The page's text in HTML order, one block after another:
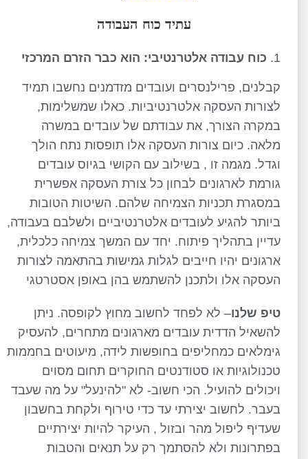
עתיד כוח העבודה
כוח עבודה אלטרנטיבי: הוא כבר הזרם המרכזי
קבלנים, פרילנסרים ועובדים מזדמנים נחשבו תמיד
לצורות העסקה אלטרנטיביות. כאלו שמשלימות,
במקרה הצורך, את עבודתם של עובדים במשרה
מלאה. כיום צורות העסקה אלו תופסות נתח הולך
וגדל. מגמה זו , בשילוב עם הקושי בגיוס עובדים
גורמת לארגונים לבחון כל צורת העסקה אפשרית
במסגרת תכניות הצמיחה שלהם. השיטות הטובות
ביותר להגיע לעובדים אלטרנטיביים ולשלבם בעבודה,
עדיין בתהליך פיתוח. יחד עם המשך צמיחה כלכלית,
ארגונים יהיו חייבים לגלות גמישות בהתאמה לצורות
העסקה אלו ולתכנן להשתמש בהן באופן אסטרטגי
טיפ שלנו– לא לפחד לחשוב מחוץ לקופסה. ניתן
להשאיל הדדית עובדים מארגונים מתחרים, להעסיק
גימלאים כמחליפים בחופשות לידה, מיעוטים בחממות
טכנולוגיות או סטודנטים החוקרים תחום מסוים
ויכולים להועיל. הכי חשוב- לא "להינעל" על מה שעבד
בעבר. לחשוב יצירתי עד כדי טירוף ולקחת בחשבון
שעדיף ליפול מהר ובזול , העיקר להיות יצירתיים
בפתרונות ולא להסתמך רק על תנאים והטבות